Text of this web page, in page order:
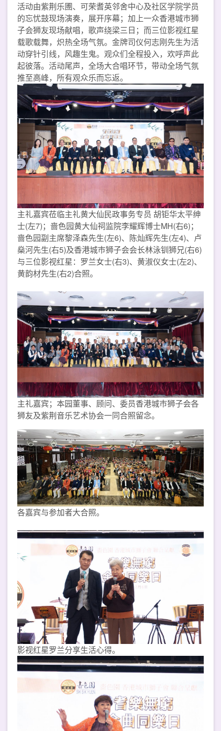
活动由紫荆乐圑、可荣耆英邻舍中心及社区学院学员
的忘忧鼓现场演奏，展开序幕；加上一众香港城巿狮
子会狮友现场献唱，歌声绕梁三日；而三位影视红星
载歌载舞，炽热全场气氛。金牌司仪何志刚先生为活
动穿针引线，风趣生鬼。观众们全程投入，欢呼声此
起彼落。活动尾声，全场大合唱环节，带动全场气氛
推至高峰，所有观众乐而忘返。
主礼嘉宾莅临主礼黄大仙民政事务专员 胡钜华太平绅
士(左7)；啬色园黄大仙祠监院李耀辉博士MH(右6)；
啬色园副主席黎泽森先生(左6)、陈灿辉先生(左4)、卢
燊河先生(右5)及香港城巿狮子会会长林泳钏狮兄(右6)
与三位影视红星：罗兰女士(右3)、黄淑仪女士(左2)、
黄韵材先生(右2)合照。
主礼嘉宾；本园董事、顾问、委员香港城巿狮子会各
狮友及紫荆音乐艺术协会一同合照留念。
各嘉宾与参加者大合照。
影视红星罗兰分享生活心得。